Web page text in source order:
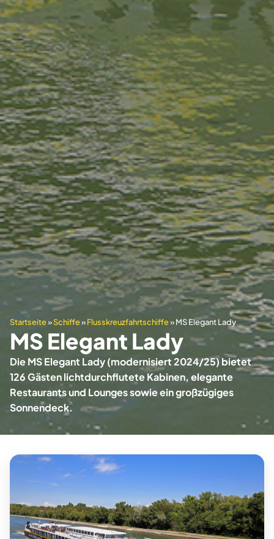
Startseite»Schiffe»Flusskreuzfahrtschiffe»MS Elegant Lady
MS Elegant Lady
Die MS Elegant Lady (modernisiert 2024/25) bietet
126 Gästen lichtdurchflutete Kabinen, elegante
Restaurants und Lounges sowie ein großzügiges
Sonnendeck.